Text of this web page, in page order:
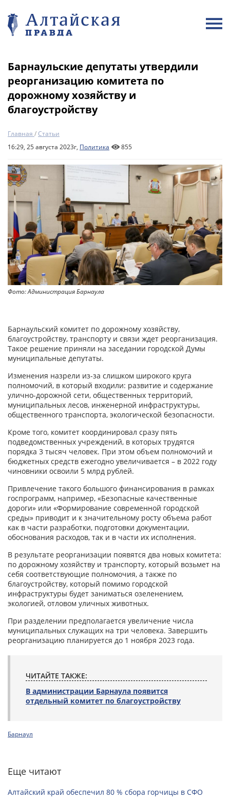
Барнаульские депутаты утвердили
реорганизацию комитета по
дорожному хозяйству и
благоустройству
Главная /Статьи
16:29, 25 августа 2023г, Политика 855
Фото: Администрация Барнаула
Барнаульский комитет по дорожному хозяйству,
благоустройству, транспорту и связи ждет реорганизация.
Такое решение приняли на заседании городской Думы
муниципальные депутаты.
Изменения назрели из-за слишком широкого круга
полномочий, в который входили: развитие и содержание
улично-дорожной сети, общественных территорий,
муниципальных лесов, инженерной инфраструктуры,
общественного транспорта, экологической безопасности.
Кроме того, комитет координировал сразу пять
подведомственных учреждений, в которых трудятся
порядка 3 тысяч человек. При этом объем полномочий и
бюджетных средств ежегодно увеличивается – в 2022 году
чиновники освоили 5 млрд рублей.
Привлечение такого большого финансирования в рамках
госпрограмм, например, «Безопасные качественные
дороги» или «Формирование современной городской
среды» приводит и к значительному росту объема работ
как в части разработки, подготовки документации,
обоснования расходов, так и в части их исполнения.
В результате реорганизации появятся два новых комитета:
по дорожному хозяйству и транспорту, который возьмет на
себя соответствующие полномочия, а также по
благоустройству, который помимо городской
инфраструктуры будет заниматься озеленением,
экологией, отловом уличных животных.
При разделении предполагается увеличение числа
муниципальных служащих на три человека. Завершить
реорганизацию планируется до 1 ноября 2023 года.
ЧИТАЙТЕ ТАКЖЕ:
В администрации Барнаула появится
отдельный комитет по благоустройству
Барнаул
Еще читают
Алтайский край обеспечил 80 % сбора горчицы в СФО